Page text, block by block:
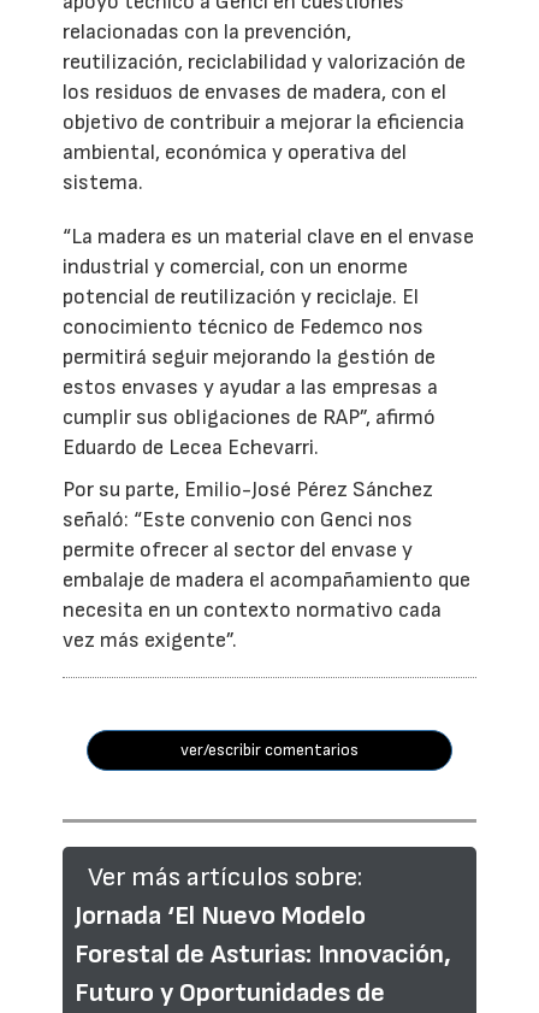
relacionadas con la prevención,
reutilización, reciclabilidad y valorización de
los residuos de envases de madera, con el
objetivo de contribuir a mejorar la eficiencia
ambiental, económica y operativa del
sistema.
“La madera es un material clave en el envase
industrial y comercial, con un enorme
potencial de reutilización y reciclaje. El
conocimiento técnico de Fedemco nos
permitirá seguir mejorando la gestión de
estos envases y ayudar a las empresas a
cumplir sus obligaciones de RAP”, afirmó
Eduardo de Lecea Echevarri.
Por su parte, Emilio-José Pérez Sánchez
señaló: “Este convenio con Genci nos
permite ofrecer al sector del envase y
embalaje de madera el acompañamiento que
necesita en un contexto normativo cada
vez más exigente”.
ver/escribir comentarios
Ver más artículos sobre:
Jornada ‘El Nuevo Modelo
Forestal de Asturias: Innovación,
Futuro y Oportunidades de